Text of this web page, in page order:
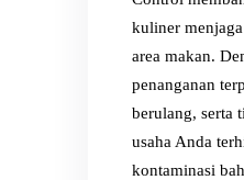
kuliner
area makan.
penanganan
berulang, serta
usaha Anda
kontaminasi